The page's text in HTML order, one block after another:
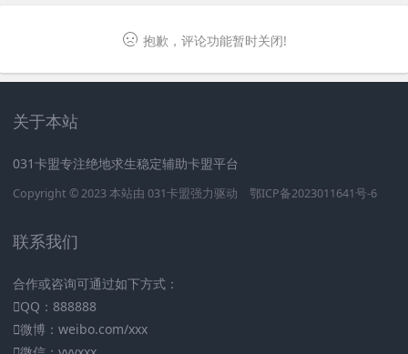
抱歉，评论功能暂时关闭!
关于本站
031卡盟专注绝地求生稳定辅助卡盟平台
Copyright © 2023 本站由 031卡盟强力驱动 鄂ICP备2023011641号-6
联系我们
合作或咨询可通过如下方式：
QQ：888888
微博：weibo.com/xxx